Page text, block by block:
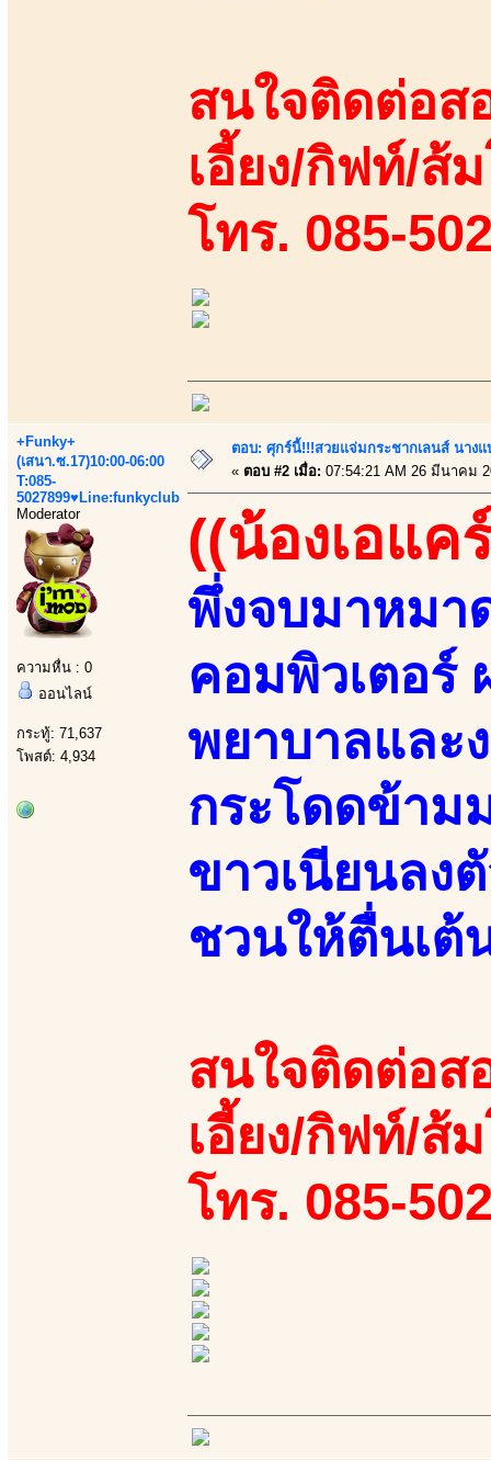
สนใจติดต่อส
เอี้ยง/กิฟท์/ส้
โทร. 085-
+Funky+
(เสนา.ซ.17)10:00-06:00
T:085-
5027899♥Line:funkyclub
Moderator
ความหื่น : 0
ออนไลน์
กระทู้: 71,637
โพสต์: 4,934
ตอบ: ศุกร์นี้!!!สวยแจ่มกระชากเลนส์ นาง
« ตอบ #2 เมื่อ: 07:54:21 AM 26 มีนาคม
((น้องเอแค
พึ่งจบมาหมา
คอมพิวเตอร์
พยาบาลและ
กระโดดข้าม
ขาวเนียนลง
ชวนให้ตื่นเต้
สนใจติดต่อส
เอี้ยง/กิฟท์/ส้
โทร. 085-